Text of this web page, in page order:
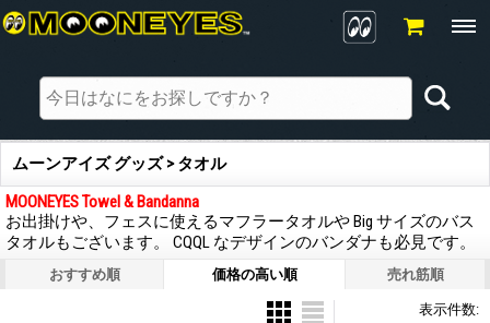
ムーンアイズ グッズ > タオル
MOONEYES Towel & Bandanna
お出掛けや、フェスに使えるマフラータオルや Big サイズのバス
タオルもございます。 CQQL なデザインのバンダナも必見です。
おすすめ順 価格の高い順 売れ筋順
表示件数: